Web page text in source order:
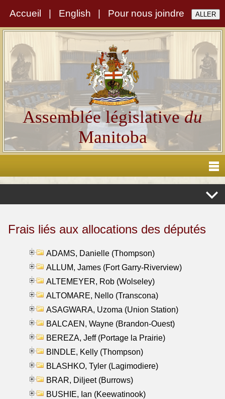
Accueil English Pour nous joindre
Assemblée législativedu
Manitoba
Frais liés aux allocations des députés
ADAMS, Danielle (Thompson)
ALLUM, James (Fort Garry-Riverview)
ALTEMEYER, Rob (Wolseley)
ALTOMARE, Nello (Transcona)
ASAGWARA, Uzoma (Union Station)
BALCAEN, Wayne (Brandon-Ouest)
BEREZA, Jeff (Portage la Prairie)
BINDLE, Kelly (Thompson)
BLASHKO, Tyler (Lagimodiere)
BRAR, Diljeet (Burrows)
BUSHIE, Ian (Keewatinook)